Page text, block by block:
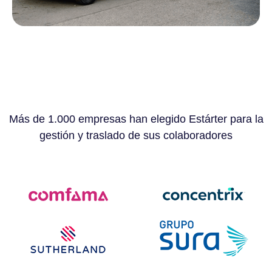
Más de 1.000 empresas han elegido Estárter para la
gestión y traslado de sus colaboradores